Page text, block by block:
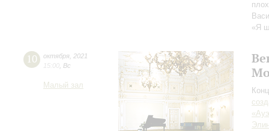
«Я
10 октября 2021
15:00 Вс
Малый зал